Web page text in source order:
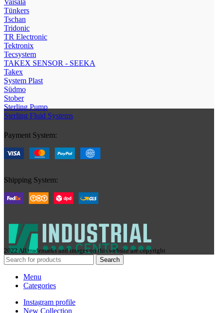
Vaisala
Tünkers
Tschan
Tridonic
TR Electronic
Tektronix
Tecsystem
TAKEX SENSOR - SEEKA
Takex
System Plast
Südmo
Stober
Sterling Pump
Sterling Fluid Systems
Payment System:
Shipping System:
2022 All trademarks and images on this website are copyright
Search
Menu
Categories
Instagram profile
New Collection